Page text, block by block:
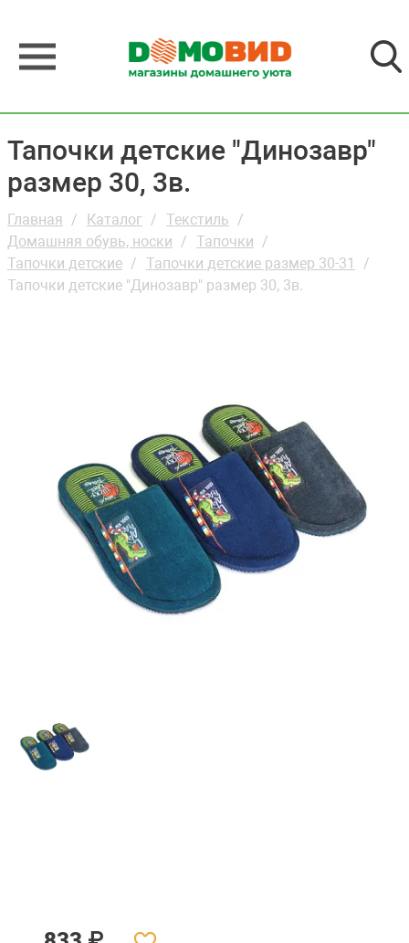
Тапочки детские "Динозавр"
размер 30, 3в.
Главная Каталог
Текстиль
Домашняя обувь, носки
Тапочки
Тапочки детские
Тапочки детские размер 30-31
Тапочки детские "Динозавр" размер 30, 3в.